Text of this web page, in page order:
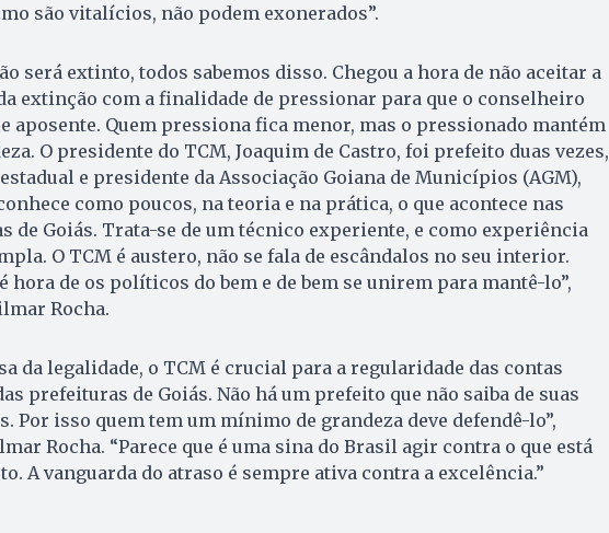
são vitalícios, não podem exonerados”.
será extinto, todos sabemos disso. Chegou a hora de não aceitar a
extinção com a finalidade de pressionar para que o conselheiro
se aposente. Quem pressiona fica menor, mas o pressionado mantém
O presidente do TCM, Joaquim de Castro, foi prefeito duas vezes,
e presidente da Associação Goiana de Municípios (AGM),
como poucos, na teoria e na prática, o que acontece nas
de Goiás. Trata-se de um técnico experiente, e como experiência
O TCM é austero, não se fala de escândalos no seu interior.
hora de os políticos do bem e de bem se unirem para mantê-lo”,
Rocha.
da legalidade, o TCM é crucial para a regularidade das contas
prefeituras de Goiás. Não há um prefeito que não saiba de suas
Por isso quem tem um mínimo de grandeza deve defendê-lo”,
Rocha. “Parece que é uma sina do Brasil agir contra o que está
A vanguarda do atraso é sempre ativa contra a excelência.”